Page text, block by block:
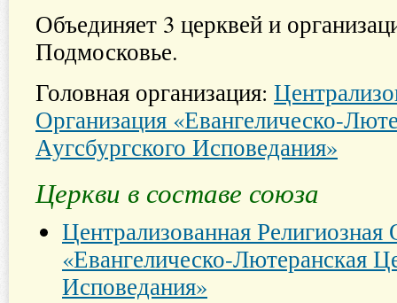
Объединяет 3 церквей и
Подмосковье.
Головная организация:
Организация «Евангелическо-
Аугсбургского Исповедания»
Церкви в составе союза
Централизованная Религиозная
«Евангелическо-Лютеранская
Исповедания»